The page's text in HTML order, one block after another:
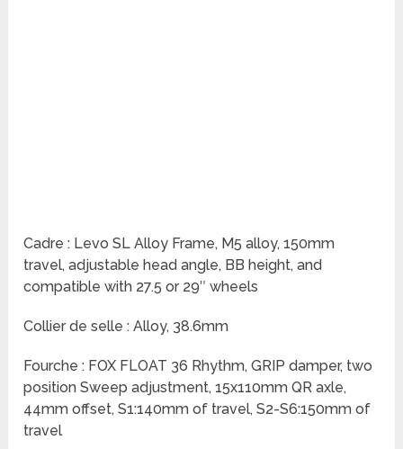
Cadre : Levo SL Alloy Frame, M5 alloy, 150mm
travel, adjustable head angle, BB height, and
compatible with 27.5 or 29″ wheels
Collier de selle : Alloy, 38.6mm
Fourche : FOX FLOAT 36 Rhythm, GRIP damper, two
position Sweep adjustment, 15x110mm QR axle,
44mm offset, S1:140mm of travel, S2-S6:150mm of
travel